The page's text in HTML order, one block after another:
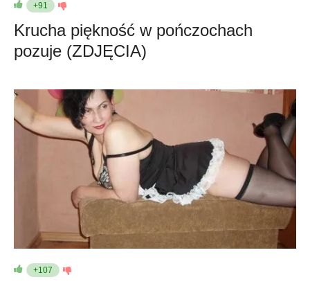
+91
Krucha piękność w pończochach
pozuje (ZDJĘCIA)
+107